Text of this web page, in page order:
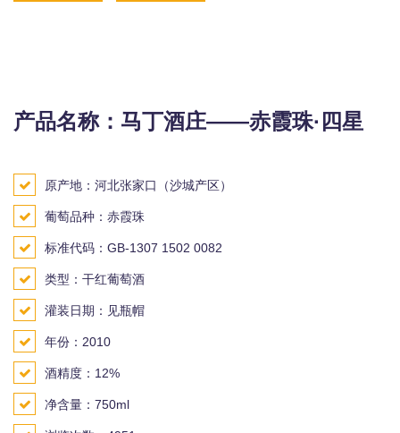
产品名称：马丁酒庄——赤霞珠·四星
原产地：河北张家口（沙城产区）
葡萄品种：赤霞珠
标准代码：GB-1307 1502 0082
类型：干红葡萄酒
灌装日期：见瓶帽
年份：2010
酒精度：12%
净含量：750ml